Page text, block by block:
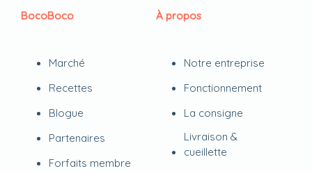
BocoBoco
Marché
Recettes
Blogue
Partenaires
Forfaits membre
À propos
Notre entreprise
Fonctionnement
La consigne
Livraison &
cueillette